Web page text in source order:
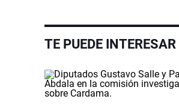
TE PUEDE INTERESAR